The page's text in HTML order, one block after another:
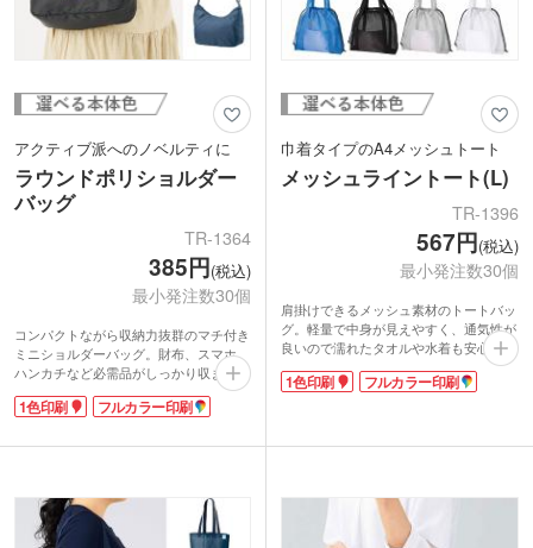
アクティブ派へのノベルティに
ラウンドポリショルダー
バッグ
TR-1364
385円(税込)
最小発注数30個
コンパクトながら収納力抜群のマチ付き
ミニショルダーバッグ。財布、スマホ、
ハンカチなど必需品がしっかり収まりま
す。長さ調節可能な肩紐で男女問わず使
いやすく、短めにしてボディバッグ風に
1色またはフルカラーで名入れができま
です。
1色印刷 フルカラー印刷
巾着タイプのA4メッシュトート
メッシュライントート(L)
TR-1396
567円(税込)
最小発注数30個
肩掛けできるメッシュ素材のトートバッ
グ。軽量で中身が見えやすく、通気性が
良いので濡れたタオルや水着も安心して
収納できます。口元は巾着仕様で中身の
飛び出しも防止。A4サイズでデイリーに
るものもまとめて入り、ファミリーでの
ルカラーのオリジナル印刷が可能。夏の
イベントやキャンペーンノベルティにお
勧めです。
1色印刷 フルカラー印刷